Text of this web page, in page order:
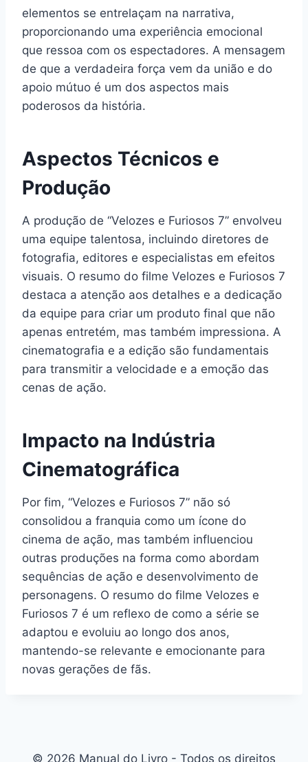
elementos se entrelaçam na narrativa,
proporcionando uma experiência emocional
que ressoa com os espectadores. A mensagem
de que a verdadeira força vem da união e do
apoio mútuo é um dos aspectos mais
poderosos da história.
Aspectos Técnicos e
Produção
A produção de “Velozes e Furiosos 7” envolveu
uma equipe talentosa, incluindo diretores de
fotografia, editores e especialistas em efeitos
visuais. O resumo do filme Velozes e Furiosos 7
destaca a atenção aos detalhes e a dedicação
da equipe para criar um produto final que não
apenas entretém, mas também impressiona. A
cinematografia e a edição são fundamentais
para transmitir a velocidade e a emoção das
cenas de ação.
Impacto na Indústria
Cinematográfica
Por fim, “Velozes e Furiosos 7” não só
consolidou a franquia como um ícone do
cinema de ação, mas também influenciou
outras produções na forma como abordam
sequências de ação e desenvolvimento de
personagens. O resumo do filme Velozes e
Furiosos 7 é um reflexo de como a série se
adaptou e evoluiu ao longo dos anos,
mantendo-se relevante e emocionante para
novas gerações de fãs.
© 2026 Manual do Livro - Todos os direitos